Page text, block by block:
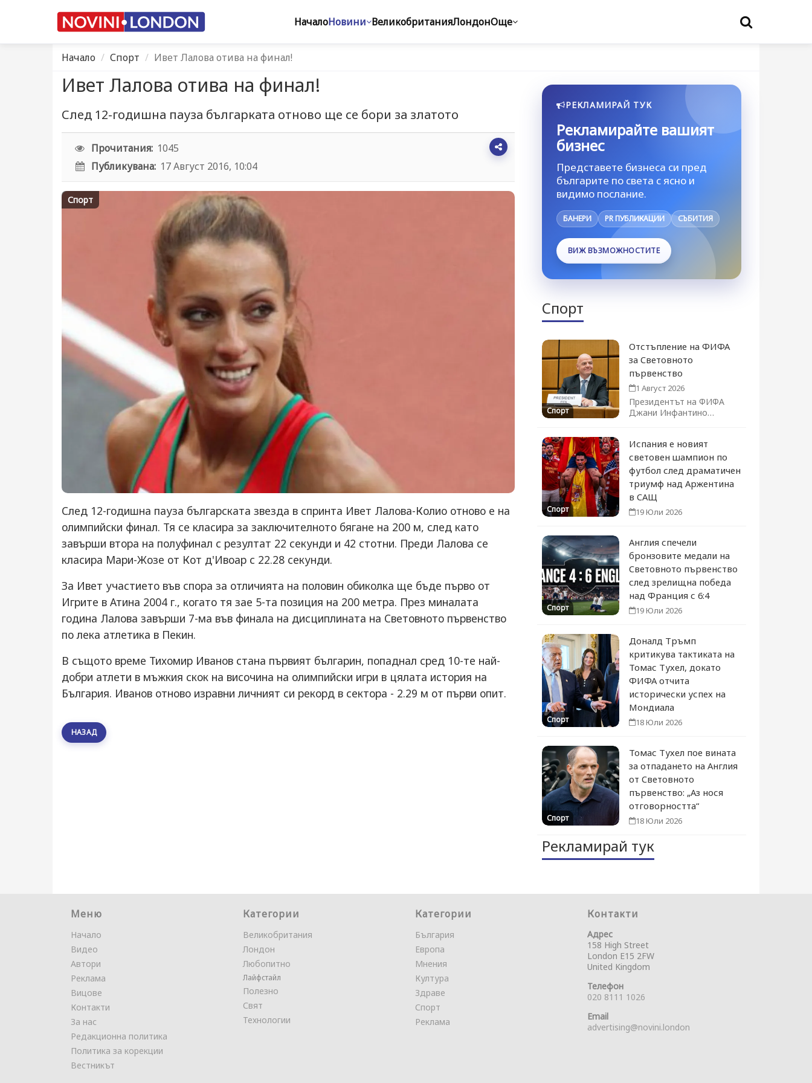
НачалоНовини ВеликобританияЛондонОще
Начало Спорт Ивет Лалова отива на финал!
Ивет Лалова отива на финал!
След 12-годишна пауза българката отново ще се бори за златото
Прочитания: 1045
Публикувана: 17 Август 2016, 10:04
Спорт
След 12-годишна пауза българската звезда в спринта Ивет Лалова-Колио отново е на
олимпийски финал. Тя се класира за заключителното бягане на 200 м, след като
завърши втора на полуфинал с резултат 22 секунди и 42 стотни. Преди Лалова се
класира Мари-Жозе от Кот д'Ивоар с 22.28 секунди.
За Ивет участието във спора за отличията на половин обиколка ще бъде първо от
Игрите в Атина 2004 г., когато тя зае 5-та позиция на 200 метра. През миналата
година Лалова завърши 7-ма във финала на дисциплината на Световното първенство
по лека атлетика в Пекин.
В същото време Тихомир Иванов стана първият българин, попаднал сред 10-те най-
добри атлети в мъжкия скок на височина на олимпийски игри в цялата история на
България. Иванов отново изравни личният си рекорд в сектора - 2.29 м от първи опит.
НАЗАД
РЕКЛАМИРАЙ ТУК
Рекламирайте вашият
бизнес
Представете бизнеса си пред
българите по света с ясно и
видимо послание.
БАНЕРИ PR ПУБЛИКАЦИИ СЪБИТИЯ
ВИЖ ВЪЗМОЖНОСТИТЕ
Спорт
Спорт
Отстъпление на ФИФА
за Световното
първенство
1 Август 2026
Президентът на ФИФА
Джани Инфантино
Спорт
Испания е новият
световен шампион по
футбол след драматичен
триумф над Аржентина
в САЩ
19 Юли 2026
Спорт
Англия спечели
бронзовите медали на
Световното първенство
след зрелищна победа
над Франция с 6:4
19 Юли 2026
Спорт
Доналд Тръмп
критикува тактиката на
Томас Тухел, докато
ФИФА отчита
исторически успех на
Мондиала
18 Юли 2026
Спорт
Томас Тухел пое вината
за отпадането на Англия
от Световното
първенство: „Аз нося
отговорността“
18 Юли 2026
Рекламирай тук
Меню
Начало
Видео
Автори
Реклама
Вицове
Контакти
За нас
Редакционна политика
Политика за корекции
Вестникът
Категории
Великобритания
Лондон
Любопитно
Лайфстайл
Полезно
Свят
Технологии
Категории
България
Европа
Мнения
Култура
Здраве
Спорт
Реклама
Контакти
Адрес
158 High Street
London E15 2FW
United Kingdom
Телефон
020 8111 1026
Email
advertising@novini.london